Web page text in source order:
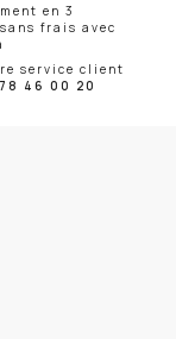
en 3
frais avec
service client
46 00 20